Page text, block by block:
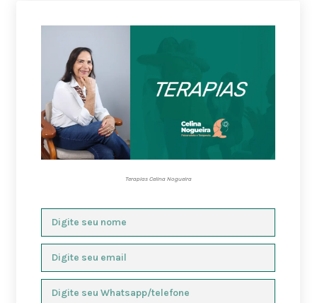
Terapias Celina Nogueira